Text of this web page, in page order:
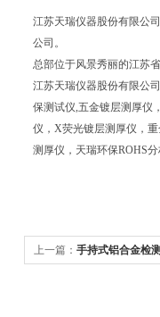
江苏天瑞仪器股份有限公
公司。
总部位于风景秀丽的江苏
江苏天瑞仪器股份有限公
保测试仪,五金镀层测厚仪
仪，X荧光镀层测厚仪，
测厚仪，天瑞环保ROHS
上一篇： 手持式铝合金检